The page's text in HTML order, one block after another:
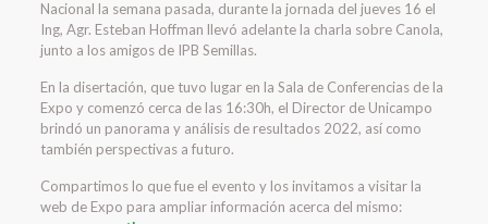
Nacional la semana pasada, durante la jornada del jueves 16 el
Ing, Agr. Esteban Hoffman llevó adelante la charla sobre Canola,
junto a los amigos de IPB Semillas.
En la disertación, que tuvo lugar en la Sala de Conferencias de la
Expo y comenzó cerca de las 16:30h, el Director de Unicampo
brindó un panorama y análisis de resultados 2022, así como
también perspectivas a futuro.
Compartimos lo que fue el evento y los invitamos a visitar la
web de Expo para ampliar información acerca del mismo: